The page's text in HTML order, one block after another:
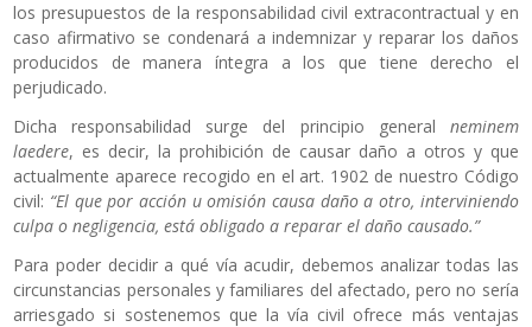
los presupuestos de la responsabilidad civil extracontractual y en
caso afirmativo se condenará a indemnizar y reparar los daños
producidos de manera íntegra a los que tiene derecho el
perjudicado.
Dicha responsabilidad surge del principio general neminem
laedere, es decir, la prohibición de causar daño a otros y que
actualmente aparece recogido en el art. 1902 de nuestro Código
civil: “El que por acción u omisión causa daño a otro, interviniendo
culpa o negligencia, está obligado a reparar el daño causado.”
Para poder decidir a qué vía acudir, debemos analizar todas las
circunstancias personales y familiares del afectado, pero no sería
arriesgado si sostenemos que la vía civil ofrece más ventajas